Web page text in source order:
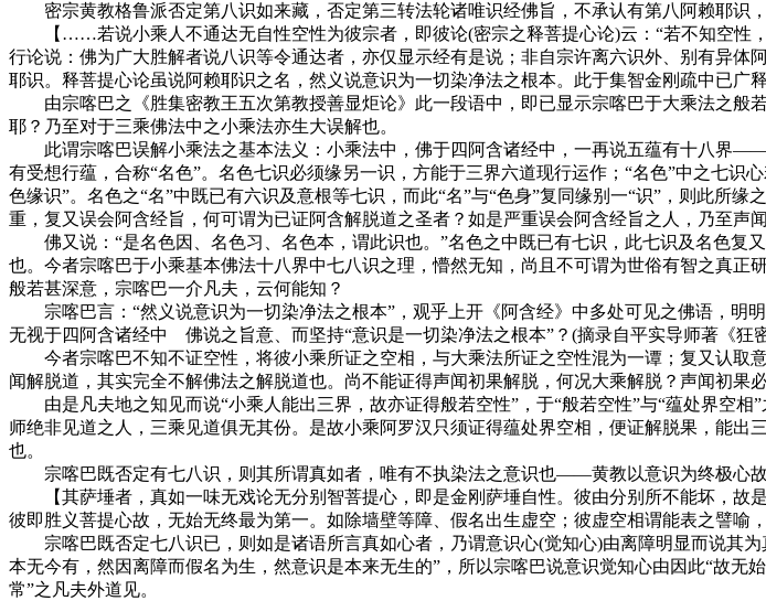
密宗黄教格鲁派否定第八识如来藏，否定第三转法轮诸唯识经佛旨，不承认有第八阿赖耶识，
【……若说小乘人不通达无自性空性为彼宗者，即彼论(密宗之释菩提心论)云：“若不知空性
行论说：佛为广大胜解者说八识等令通达者，亦仅显示经有是说；非自宗许离六识外、别有异
耶识。释菩提心论虽说阿赖耶识之名，然义说意识为一切染净法之根本。此于集智金刚疏中已广
由宗喀巴之《胜集密教王五次第教授善显炬论》此一段语中，即已显示宗喀巴于大乘法之般
耶？乃至对于三乘佛法中之小乘法亦生大误解也。
此谓宗喀巴误解小乘法之基本法义：小乘法中，佛于四阿含诸经中，一再说五蕴有十八界——
有受想行蕴，合称“名色”。名色七识必须缘另一识，方能于三界六道现行运作；“名色”中之七
色缘识”。名色之“名”中既已有六识及意根等七识，而此“名”与“色身”复同缘别一“识”，则此所
重，复又误会阿含经旨，何可谓为已证阿含解脱道之圣者？如是严重误会阿含经旨之人，乃至声
佛又说：“是名色因、名色习、名色本，谓此识也。”名色之中既已有七识，此七识及名色
也。今者宗喀巴于小乘基本佛法十八界中七八识之理，懵然无知，尚且不可谓为世俗有智之真
般若甚深意，宗喀巴一介凡夫，云何能知？
宗喀巴言：“然义说意识为一切染净法之根本”，观乎上开《阿含经》中多处可见之佛语，明
无视于四阿含诸经中 佛说之旨意、而坚持“意识是一切染净法之根本”？(摘录自平实导师著《狂
今者宗喀巴不知不证空性，将彼小乘所证之空相，与大乘法所证之空性混为一谭；复又认取
闻解脱道，其实完全不解佛法之解脱道也。尚不能证得声闻初果解脱，何况大乘解脱？声闻初果
由是凡夫地之知见而说“小乘人能出三界，故亦证得般若空性”，于“般若空性”与“蕴处界空相
师绝非见道之人，三乘见道俱无其份。是故小乘阿罗汉只须证得蕴处界空相，便证解脱果，能
也。
宗喀巴既否定有七八识，则其所谓真如者，唯有不执染法之意识也——黄教以意识为终极心故
【其萨埵者，真如一味无戏论无分别智菩提心，即是金刚萨埵自性。彼由分别所不能坏，故
彼即胜义菩提心故，无始无终最为第一。如除墙壁等障、假名出生虚空；彼虚空相谓能表之譬
宗喀巴既否定七八识已，则如是诸语所言真如心者，乃谓意识心(觉知心)由离障明显而说其
本无今有，然因离障而假名为生，然意识是本来无生的”，所以宗喀巴说意识觉知心由因此“故
常”之凡夫外道见。